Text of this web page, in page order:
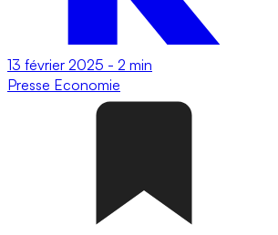
13 février 2025 - 2 min
Presse Economie